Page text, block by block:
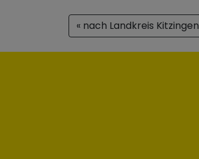
« nach Landkreis Kitzingen